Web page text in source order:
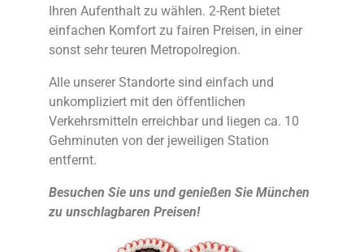
Ihren Aufenthalt zu wählen. 2-Rent bietet
einfachen Komfort zu fairen Preisen, in einer
sonst sehr teuren Metropolregion.
Alle unserer Standorte sind einfach und
unkompliziert mit den öffentlichen
Verkehrsmitteln erreichbar und liegen ca. 10
Gehminuten von der jeweiligen Station
entfernt.
Besuchen Sie uns und genießen Sie München
zu unschlagbaren Preisen!